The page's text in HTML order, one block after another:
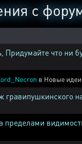
с
Придумайте что ни
в Новые идеи
гравипушкинского
пределами